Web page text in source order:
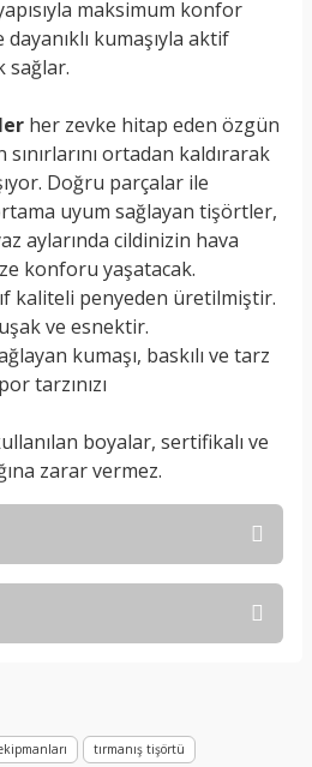
maksimum konfor
kumaşıyla aktif
sağlar.
her zevke hitap eden özgün
sınırlarını ortadan kaldırarak
Doğru parçalar ile
uyum sağlayan tişörtler,
aylarında cildinizin hava
konforu yaşatacak.
kaliteli penyeden üretilmiştir.
ve esnektir.
kumaşı, baskılı ve tarz
tarzınızı
boyalar, sertifikalı ve
zarar vermez.
tırmanış tişörtü